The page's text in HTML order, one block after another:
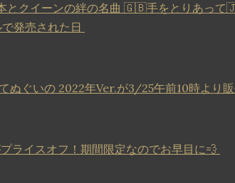
とクイーンの絆の名曲 🇬🇧手をとりあっ
発売された日
ぬぐいの 2022年Ver.が3/25午前10時より販
ライスオフ！期間限定なのでお早目に💨